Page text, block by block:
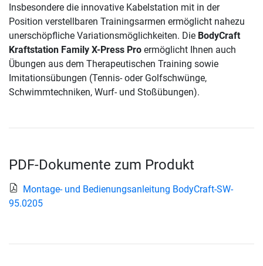
Insbesondere die innovative Kabelstation mit in der
Position verstellbaren Trainingsarmen ermöglicht nahezu
unerschöpfliche Variationsmöglichkeiten. Die BodyCraft
Kraftstation Family X-Press Pro ermöglicht Ihnen auch
Übungen aus dem Therapeutischen Training sowie
Imitationsübungen (Tennis- oder Golfschwünge,
Schwimmtechniken, Wurf- und Stoßübungen).
PDF-Dokumente zum Produkt
Montage- und Bedienungsanleitung BodyCraft-SW-
95.0205